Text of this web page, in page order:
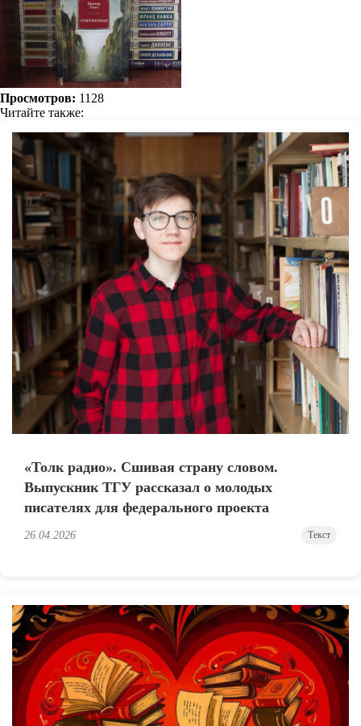
Просмотров: 1128
Читайте также:
«Толк радио». Сшивая страну словом.
Выпускник ТГУ рассказал о молодых
писателях для федерального проекта
26.04.2026 Текст